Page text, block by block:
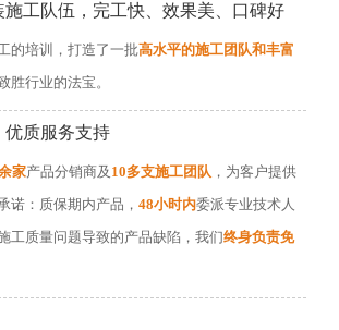
工队伍，完工快、效果美、口碑好
的培训，打造了一批高水平的施工团队和丰富
胜行业的法宝。
优质服务支持
家产品分销商及 10多支施工团队 ，为客户提供
诺：质保期内产品， 48小时内委派专业技术人
工质量问题导致的产品缺陷，我们终身负责免